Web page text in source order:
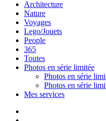
Architecture
Nature
Voyages
Lego/Jouets
People
365
Toutes
Photos en série limitée
Photos en série
Photos en série
Mes services